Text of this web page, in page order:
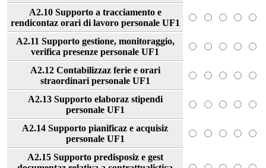
A2.10 Supporto a tracciamento e
rendicontaz orari di lavoro personale UF1
A2.11 Supporto gestione, monitoraggio,
verifica presenze personale UF1
A2.12 Contabilizzaz ferie e orari
straordinari personale UF1
A2.13 Supporto elaboraz stipendi
personale UF1
A2.14 Supporto pianificaz e acquisiz
personale UF1
A2.15 Supporto predisposiz e gest